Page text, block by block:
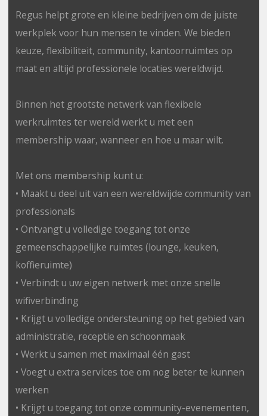
Regus helpt grote en kleine bedrijven om de juiste
werkplek voor hun mensen te vinden. We bieden
keuze, flexibiliteit, community, kantoorruimtes op
maat en altijd professionele locaties wereldwijd.
Binnen het grootste netwerk van flexibele
werkruimtes ter wereld werkt u met een
membership waar, wanneer en hoe u maar wilt.
Met ons membership kunt u:
• Maakt u deel uit van een wereldwijde community van
professionals
• Ontvangt u volledige toegang tot onze
gemeenschappelijke ruimtes (lounge, keuken,
koffieruimte)
• Verbindt u uw eigen netwerk met onze snelle
wifiverbinding
• Krijgt u volledige ondersteuning op het gebied van
administratie, receptie en schoonmaak
• Werkt u samen met maximaal één gast
• Voegt u extra services toe om nog beter te kunnen
werken
• Krijgt u toegang tot onze community-evenementen,